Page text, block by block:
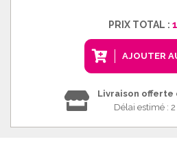
PRIX TOTAL :
AJOUTER
Livraison offerte
Délai estimé :